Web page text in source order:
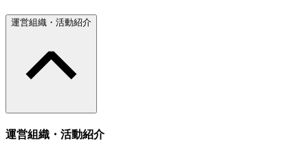
運営組織・活動紹介
運営組織・活動紹介